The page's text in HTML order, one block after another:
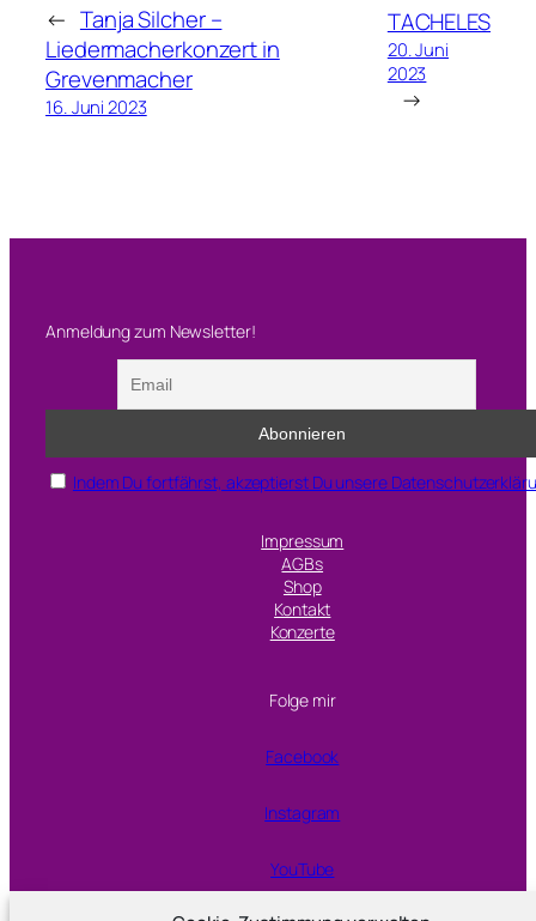
p
r
a
&
C
l
f
o
← Tanja Silcher –
Liedermacherkonzert in
Grevenmacher
16. Juni 2023
TACHELES
20. Juni
2023
→
Anmeldung zum Newsletter!
Indem Du fortfährst, akzeptierst Du unsere
Impressum
AGBs
Shop
Kontakt
Konzerte
Folge mir
Facebook
Instagram
YouTube